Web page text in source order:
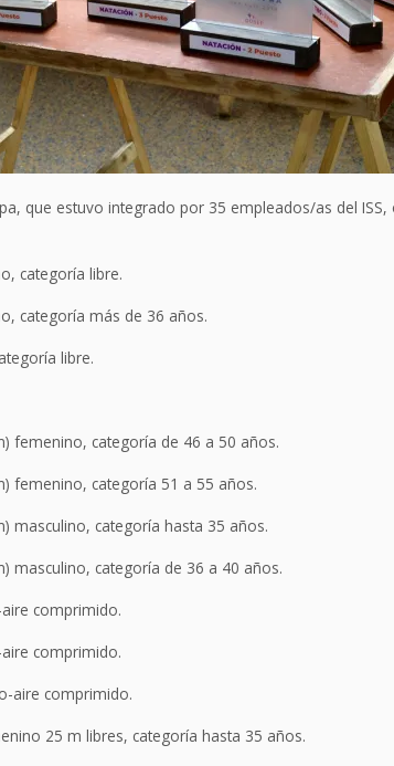
que estuvo integrado por 35 empleados/as del
categoría libre.
categoría más de 36 años.
libre.
femenino, categoría de 46 a 50 años.
femenino, categoría 51 a 55 años.
masculino, categoría hasta 35 años.
masculino, categoría de 36 a 40 años.
comprimido.
comprimido.
aire comprimido.
25 m libres, categoría hasta 35 años.